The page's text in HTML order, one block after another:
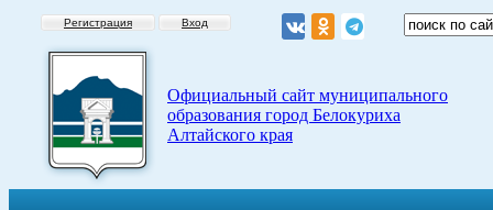
Регистрация Вход
Официальный сайт муниципального
образования город Белокуриха
Алтайского края